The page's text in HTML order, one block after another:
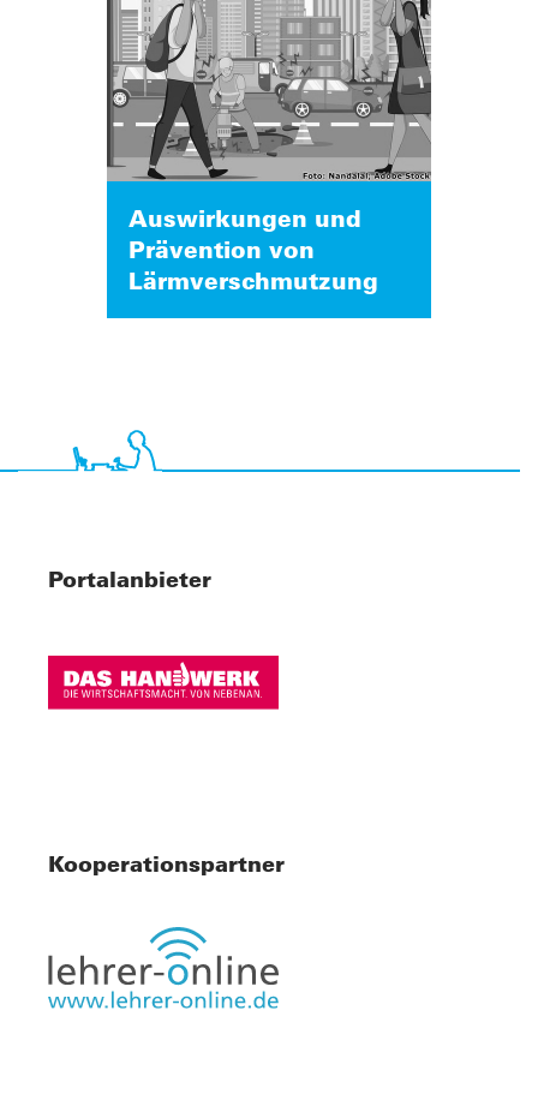
Auswirkungen und
Prävention von
Lärmverschmutzung
Portalanbieter
Kooperationspartner